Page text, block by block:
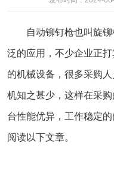
自动铆钉枪也叫旋铆
泛的应用，不少企业正
的机械设备，很多采购
机知之甚少，这样在采
台性能优异，工作稳定
阅读以下文章。